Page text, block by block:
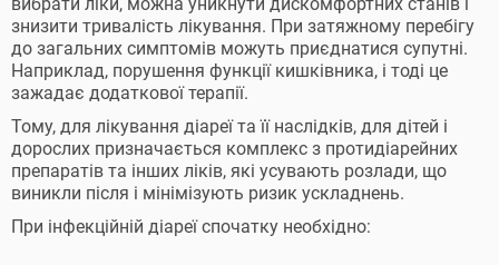
знизити тривалість лікування. При затяжному перебігу
до загальних симптомів можуть приєднатися супутні.
Наприклад, порушення функції кишківника, і тоді це
зажадає додаткової терапії.
Тому, для лікування діареї та її наслідків, для дітей і
дорослих призначається комплекс з протидіарейних
препаратів та інших ліків, які усувають розлади, що
виникли після і мінімізують ризик ускладнень.
При інфекційній діареї спочатку необхідно: